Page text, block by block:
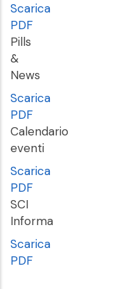
Scarica
PDF
Pills
&
News
Scarica
PDF
Calendario
eventi
Scarica
PDF
SCI
Informa
Scarica
PDF